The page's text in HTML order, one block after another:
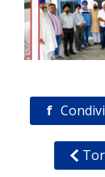
f